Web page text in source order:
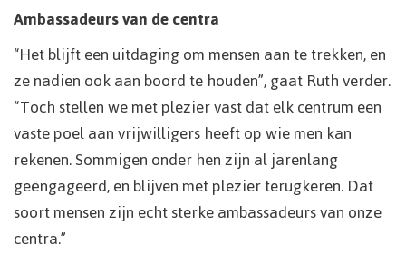
Ambassadeurs van de centra
“Het blijft een uitdaging om mensen aan te trekken, en
ze nadien ook aan boord te houden”, gaat Ruth verder.
“Toch stellen we met plezier vast dat elk centrum een
vaste poel aan vrijwilligers heeft op wie men kan
rekenen. Sommigen onder hen zijn al jarenlang
geëngageerd, en blijven met plezier terugkeren. Dat
soort mensen zijn echt sterke ambassadeurs van onze
centra.”